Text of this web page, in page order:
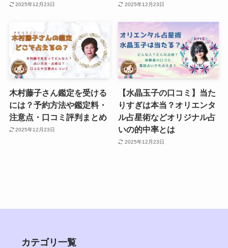
2025年12月23日 2025年12月23日
木村藤子さん鑑定を受ける
には？予約方法や鑑定料・
注意点・口コミ評判まとめ
2025年12月23日
【水晶玉子の口コミ】当た
りすぎは本当？オリエンタ
ル占星術などオリジナル占
いの的中率とは
2025年12月23日
カテゴリ一覧